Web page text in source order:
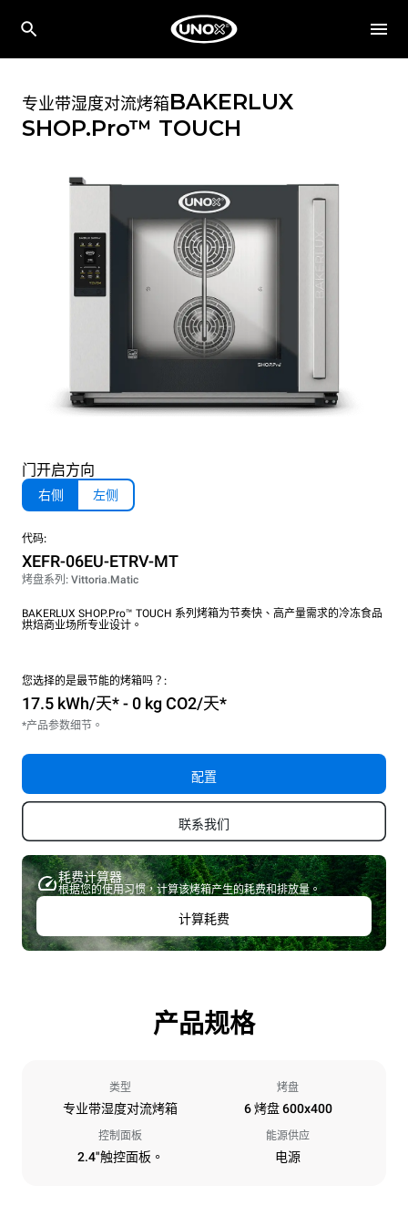
专业带湿度对流烤箱BAKERLUX
SHOP.Pro™ TOUCH
门开启方向
右侧 左侧
代码:
XEFR-06EU-ETRV-MT
烤盘系列: Vittoria.Matic
BAKERLUX SHOP.Pro™ TOUCH 系列烤箱为节奏快、高产量需求的冷冻食品
烘焙商业场所专业设计。
您选择的是最节能的烤箱吗？:
17.5 kWh/天* - 0 kg CO2/天*
*产品参数细节。
配置
联系我们
耗费计算器
根据您的使用习惯，计算该烤箱产生的耗费和排放量。
计算耗费
产品规格
类型
专业带湿度对流烤箱
烤盘
6 烤盘 600x400
控制面板
2.4"触控面板。
能源供应
电源